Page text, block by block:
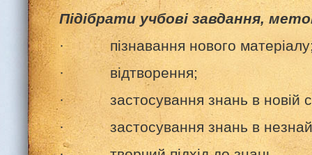
Підібрати учбові завдання,
· пізнавання нового
· відтворення;
· застосування знань в новій
· застосування знань в